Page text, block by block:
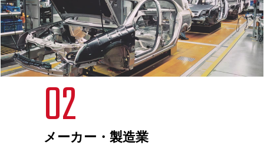
02
メーカー・製造業